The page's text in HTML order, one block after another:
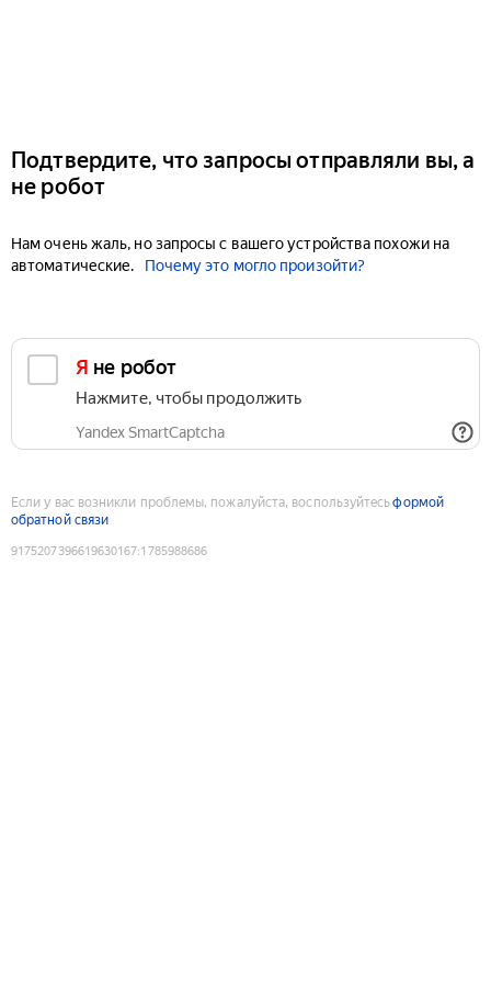
Подтвердите, что запросы отправляли вы, а
не робот
Нам очень жаль, но запросы с вашего устройства похожи на
автоматические.
Почему это могло произойти?
Я не робот
Нажмите, чтобы продолжить
Yandex SmartCaptcha
Если у вас возникли проблемы, пожалуйста, воспользуйтесьформой
обратной связи
9175207396619630167:1785988686